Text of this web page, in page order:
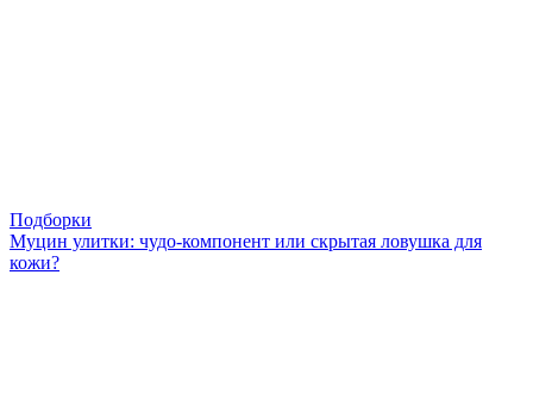
Подборки
Муцин улитки: чудо-компонент или скрытая ловушка для
кожи?